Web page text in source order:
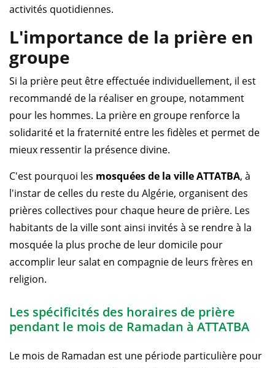
activités quotidiennes.
L'importance de la prière en
groupe
Si la prière peut être effectuée individuellement, il est
recommandé de la réaliser en groupe, notamment
pour les hommes. La prière en groupe renforce la
solidarité et la fraternité entre les fidèles et permet de
mieux ressentir la présence divine.
C'est pourquoi les mosquées de la ville ATTATBA, à
l'instar de celles du reste du Algérie, organisent des
prières collectives pour chaque heure de prière. Les
habitants de la ville sont ainsi invités à se rendre à la
mosquée la plus proche de leur domicile pour
accomplir leur salat en compagnie de leurs frères en
religion.
Les spécificités des horaires de prière
pendant le mois de Ramadan à ATTATBA
Le mois de Ramadan est une période particulière pour